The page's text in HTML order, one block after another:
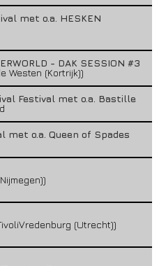
met o.a. HESKEN
- DAK SESSION #3
Westen (Kortrijk))
Festival met o.a. Bastille
met o.a. Queen of Spades
(Utrecht))